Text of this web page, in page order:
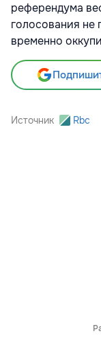
референдума
голосования не
временно
Источник Rbc